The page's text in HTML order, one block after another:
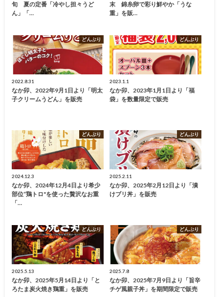
旬 夏の定番「冷やし担々うど
ん」「…
末 錦糸卵で彩り鮮やか「うな
重」を販…
どんぶり
2022.8.31
なか卯、2022年9月1日より「明太
子クリームうどん」を販売
どんぶり
2023.1.1
なか卯、2023年1月1日より「福
袋」を数量限定で販売
どんぶり
2024.12.3
なか卯、2024年12月4日より希少
部位“鶏トロ"を使った贅沢なお重
「…
どんぶり
2025.2.11
なか卯、2025年2月12日より「漬
けブリ丼」を販売
どんぶり
2025.5.13
なか卯、2025年5月14日より「と
ろたま炭火焼き鶏重」を販売
どんぶり
2025.7.8
なか卯、2025年7月9日より「旨辛
チゲ風親子丼」を期間限定で販売